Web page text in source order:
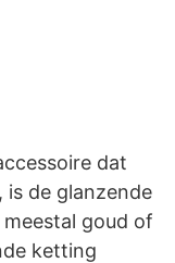
dat
is de glanzende
goud of
ketting